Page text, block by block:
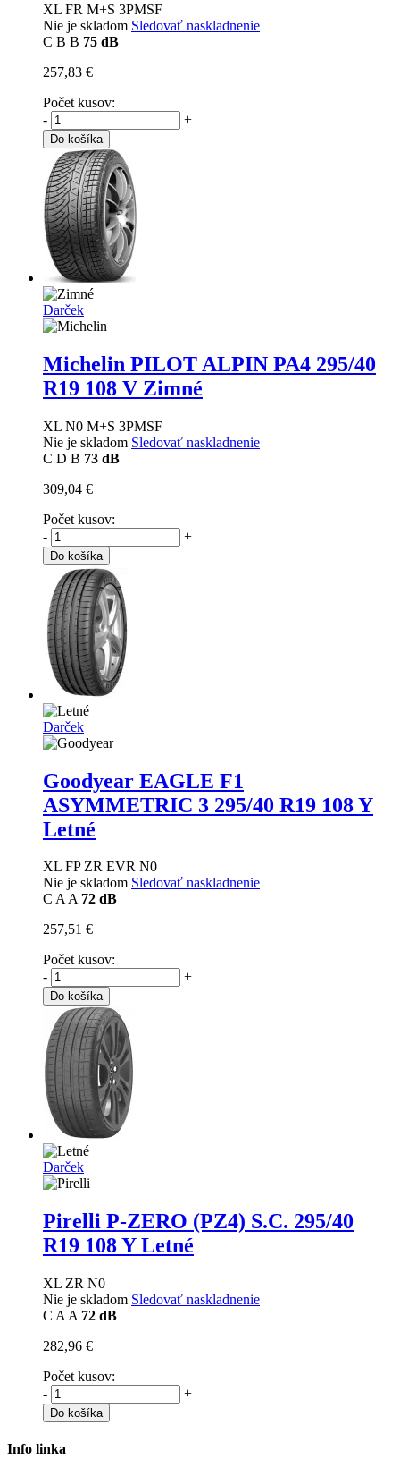
XL FR M+S 3PMSF
Nie je skladom Sledovať naskladnenie
C B B 75 dB
257,83 €
Počet kusov:
-
+
Do košíka
Darček
Michelin PILOT ALPIN PA4 295/40
R19 108 V Zimné
XL N0 M+S 3PMSF
Nie je skladom Sledovať naskladnenie
C D B 73 dB
309,04 €
Počet kusov:
-
+
Do košíka
Darček
Goodyear EAGLE F1
ASYMMETRIC 3 295/40 R19 108 Y
Letné
XL FP ZR EVR N0
Nie je skladom Sledovať naskladnenie
C AA 72 dB
257,51 €
Počet kusov:
-
+
Do košíka
Darček
Pirelli P-ZERO (PZ4) S.C. 295/40
R19 108 Y Letné
XL ZR N0
Nie je skladom Sledovať naskladnenie
C A A 72 dB
282,96 €
Počet kusov:
-
+
Do košíka
Info linka